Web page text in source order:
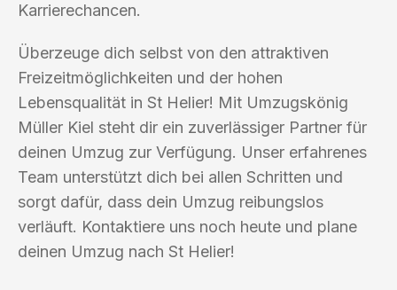
Karrierechancen.
Überzeuge dich selbst von den attraktiven
Freizeitmöglichkeiten und der hohen
Lebensqualität in St Helier! Mit Umzugskönig
Müller Kiel steht dir ein zuverlässiger Partner für
deinen Umzug zur Verfügung. Unser erfahrenes
Team unterstützt dich bei allen Schritten und
sorgt dafür, dass dein Umzug reibungslos
verläuft. Kontaktiere uns noch heute und plane
deinen Umzug nach St Helier!